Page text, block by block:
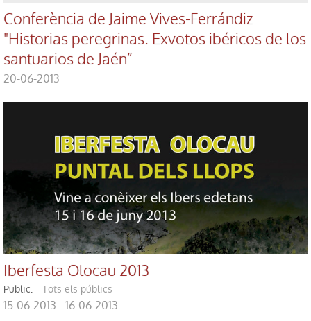
Conferència de Jaime Vives-Ferrándiz
"Historias peregrinas. Exvotos ibéricos de los
santuarios de Jaén”
20-06-2013
Iberfesta Olocau 2013
public: Tots els públics
15-06-2013 - 16-06-2013